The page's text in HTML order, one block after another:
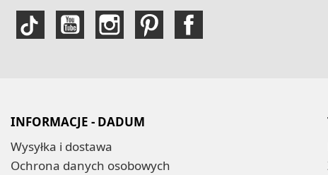
INFORMACJE - DADUM
Wysyłka i dostawa
Ochrona danych osobowych